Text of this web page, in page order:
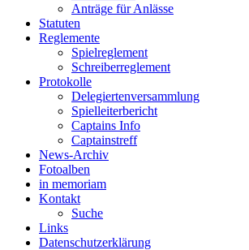
Anträge für Anlässe
Statuten
Reglemente
Spielreglement
Schreiberreglement
Protokolle
Delegiertenversammlung
Spielleiterbericht
Captains Info
Captainstreff
News-Archiv
Fotoalben
in memoriam
Kontakt
Suche
Links
Datenschutzerklärung